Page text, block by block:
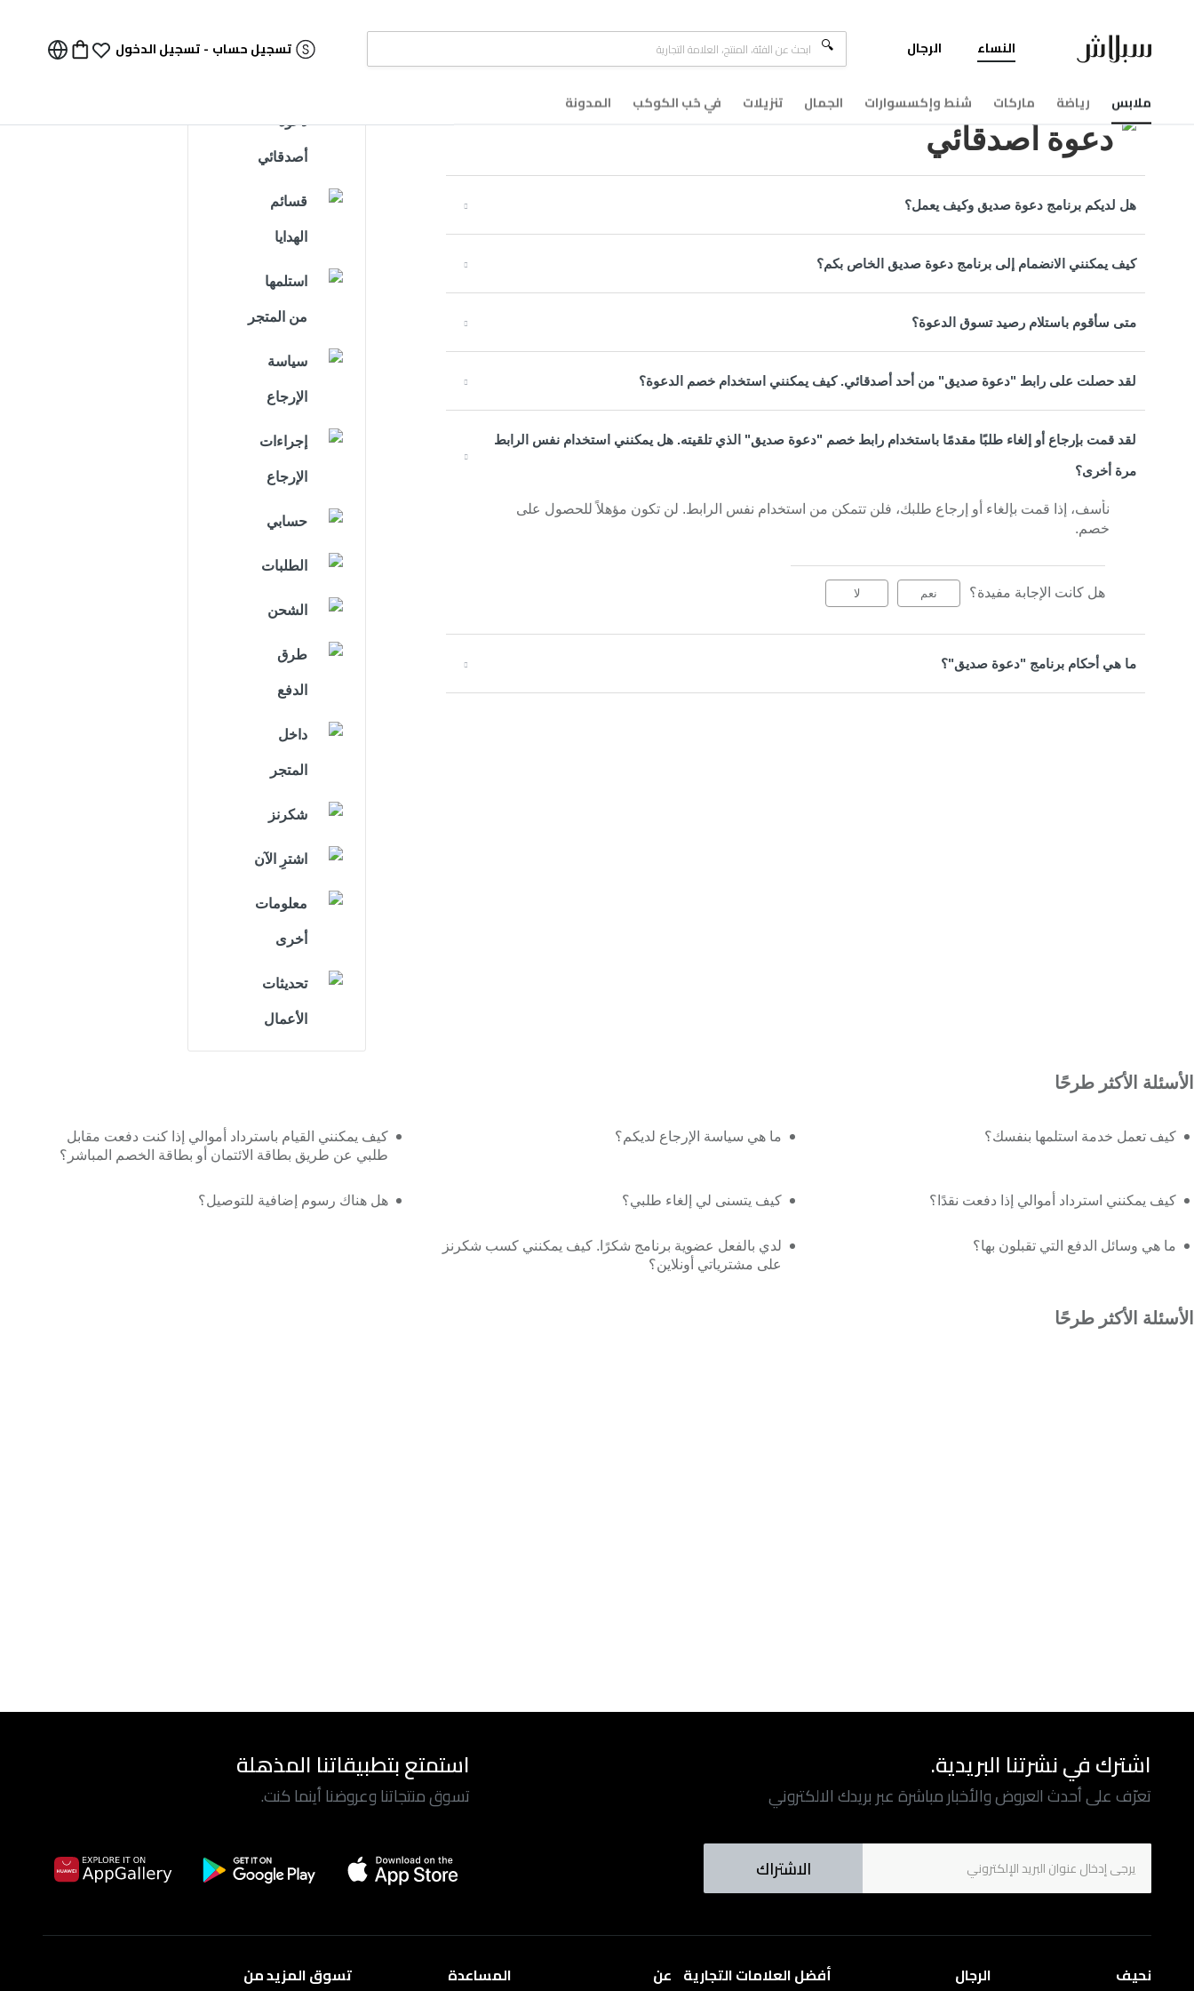
النساء
ملابس رياضة ماركات شنط وإكسسوارات الجمال تنزيلات في حُب الكوكب المدونة
الرجال تسجيل حساب -تسجيل الدخول
دعوة أصدقائي
هل لديكم برنامج دعوة صديق وكيف يعمل؟
كيف يمكنني الانضمام إلى برنامج دعوة صديق الخاص بكم؟
متى سأقوم باستلام رصيد تسوق الدعوة؟
لقد حصلت على رابط "دعوة صديق" من أحد أصدقائي. كيف يمكنني استخدام خصم الدعوة؟
لقد قمت بإرجاع أو إلغاء طلبًا مقدمًا باستخدام رابط خصم "دعوة صديق" الذي تلقيته. هل يمكنني استخدام نفس الرابط
مرة أخرى؟
نأسف، إذا قمت بإلغاء أو إرجاع طلبك، فلن تتمكن من استخدام نفس الرابط. لن تكون مؤهلاً للحصول على
خصم.
هل كانت الإجابة مفيدة؟ نعم لا
ما هي أحكام برنامج "دعوة صديق"؟
دعوة
أصدقائي
قسائم
الهدايا
استلمها
من المتجر
سياسة
الإرجاع
إجراءات
الإرجاع
حسابي
الطلبات
الشحن
طرق
الدفع
داخل
المتجر
شكرنز
اشترِ الآن
معلومات
أخرى
تحديثات
الأعمال
الأسئلة الأكثر طرحًا
كيف تعمل خدمة استلمها بنفسك؟ ما هي سياسة الإرجاع لديكم؟
كيف يمكنني القيام باسترداد أموالي إذا كنت دفعت مقابل
طلبي عن طريق بطاقة الائتمان أو بطاقة الخصم المباشر؟
كيف يمكنني استرداد أموالي إذا دفعت نقدًا؟ كيف يتسنى لي إلغاء طلبي؟ هل هناك رسوم إضافية للتوصيل؟
ما هي وسائل الدفع التي تقبلون بها؟
لدي بالفعل عضوية برنامج شكرًا. كيف يمكنني كسب شكرنز
على مشترياتي أونلاين؟
الأسئلة الأكثر طرحًا
اشترك في نشرتنا البريدية.
تعرّف على أحدث العروض والأخبار مباشرة عبر بريدك الالكتروني
الاشتراك
استمتع بتطبيقاتنا المذهلة
تسوق منتجاتنا وعروضنا أينما كنت.
نحيف الرجال أفضل العلامات التجارية عن المساعدة
تسوق المزيد من